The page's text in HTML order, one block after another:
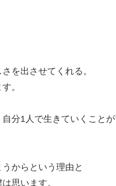
を出させてくれる。
。
分1人で生きていくこと
からという理由と
思います。